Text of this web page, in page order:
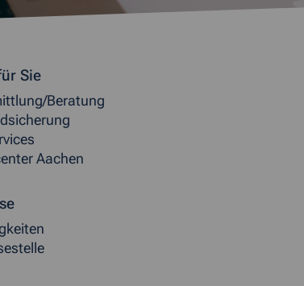
Sie
Beratung
Aachen